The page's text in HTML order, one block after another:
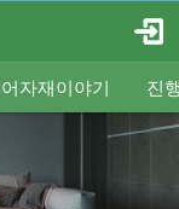
자재이야기 진
바닥재 벽지
견적